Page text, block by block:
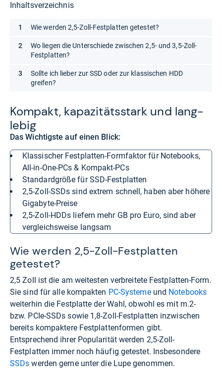
Kom­pakt, kapa­zi­täts­stark und lang­
le­big
Das Wichtigste auf einen Blick:
klassischer Festplatten-Formfaktor für Notebooks,
All-in-One-PCs & Kompakt-PCs
Standardgröße für SSD-Festplatten
2,5-Zoll-SSDs sind extrem schnell, haben aber höhere
Gigabyte-Preise
2,5-Zoll-HDDs liefern mehr GB pro Euro, sind aber
vergleichsweise langsam
Wie werden 2,5-Zoll-Festplatten
getestet?
2,5 Zoll ist die am weitesten verbreitete Festplatten-Form.
Sie sind für alle kompakten PC-Systemeund Notebooks
weiterhin die Festplatte der Wahl, obwohl es mit m.2-
bzw. PCIe-SSDs sowie 1,8-Zoll-Festplatten inzwischen
bereits kompaktere Festplattenformen gibt.
Entsprechend ihrer Popularität werden 2,5-Zoll-
Festplatten immer noch häufig getestet. Insbesondere
SSDs werden gerne unter die Lupe genommen.
Inhaltsverzeichnis
Wie werden 2,5-Zoll-Festplatten getestet?
Wo liegen die Unterschiede zwischen 2,5- und 3,5-Zoll-
Festplatten?
Sollte ich lieber zur SSD oder zur klassischen HDD
greifen?